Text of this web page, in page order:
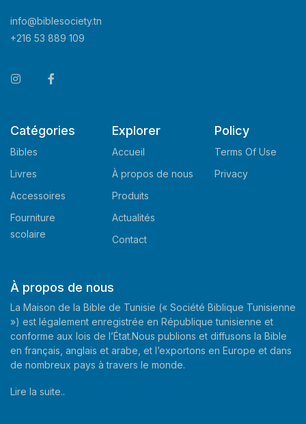
info@biblesociety.tn
+216 53 889 109
Catégories
Bibles
Livres
Accessoires
Fourniture
scolaire
Explorer
Accueil
À propos de nous
Produits
Actualités
Contact
Policy
Terms Of Use
Privacy
À propos de nous
La Maison de la Bible de Tunisie (« Société Biblique Tunisienne
») est légalement enregistrée en République tunisienne et
conforme aux lois de l’État.Nous publions et diffusons la Bible
en français, anglais et arabe, et l’exportons en Europe et dans
de nombreux pays à travers le monde.
Lire la suite..